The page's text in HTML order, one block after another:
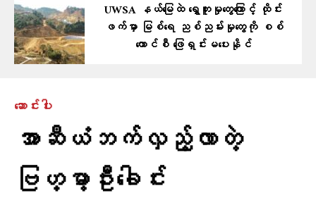
UWSA နယ်မြေထဲ ရွှေတူးမှုတွေကြောင့် ထိုင်း
ဖက်မှာ မြစ်ရေ ညစ်ညမ်းမှုတွေကို စစ်
ကောင်စီ ဖြေရှင်းမပေးနိုင်
ဆောင်းပါး
အာဆီယံဘက်လှည့်လာတဲ့
ဗြဟ္မာ့ဦးခေါင်း